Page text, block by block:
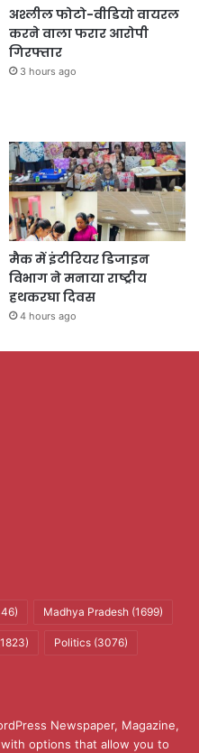
अश्लील फोटो-वीडियो वायरल
करने वाला फरार आरोपी
गिरफ्तार
3 hours ago
मैक में इंटीरियर डिजाइन
विभाग ने मनाया राष्ट्रीय
हथकरघा दिवस
4 hours ago
Madhya Pradesh (1699)
Politics (3076)
Newspaper, Magazine,
options that allow you to